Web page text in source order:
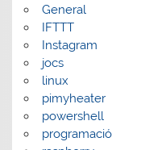
General
IFTTT
Instagram
jocs
linux
pimyheater
powershell
programació